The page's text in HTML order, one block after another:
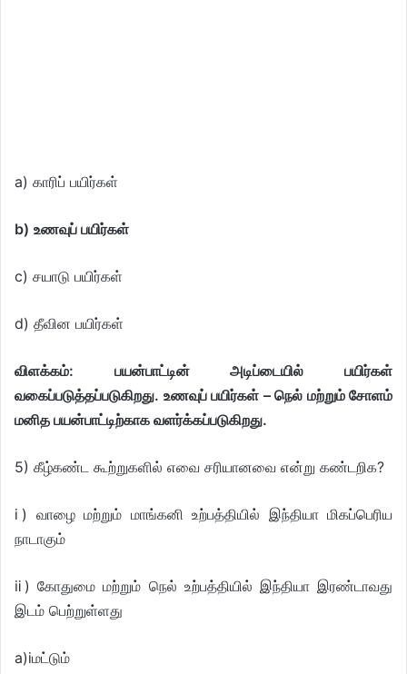
a) காரிப் பயிர்கள்
b) உணவுப் பயிர்கள்
c) சயாடு பயிர்கள்
d) தீவின பயிர்கள்
விளக்கம்: பயன்பாட்டின் அடிப்டையில் பயிர்கள்
வகைப்படுத்தப்படுகிறது. உணவுப் பயிர்கள் – நெல் மற்றும் சோளம்
மனித பயன்பாட்டிற்காக வளர்க்கப்படுகிறது.
5) கீழ்கண்ட கூற்றுகளில் எவை சரியானவை என்று கண்டறிக?
ⅰ) வாழை மற்றும் மாங்கனி உற்பத்தியில் இந்தியா மிகப்பெரிய
நாடாகும்
ⅱ) கோதுமை மற்றும் நெல் உற்பத்தியில் இந்தியா இரண்டாவது
இடம் பெற்றுள்ளது
a)ⅰமட்டும்